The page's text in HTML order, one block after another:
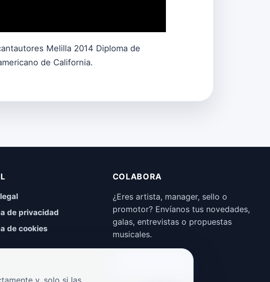
Melilla 2014 Diploma de
de California.
de privacidad
de cookies
COLABORA
¿Eres artista, manager, sello o
promotor? Envíanos tus novedades,
galas, entrevistas o propuestas
musicales.
y, solo si las